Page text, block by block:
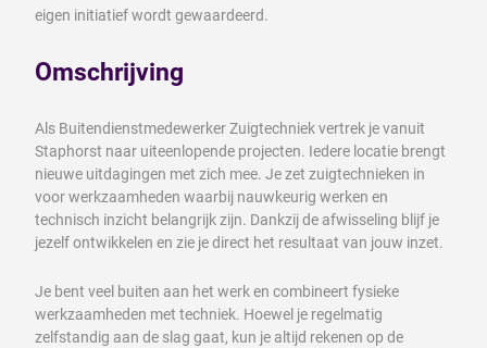
eigen initiatief wordt gewaardeerd.
Omschrijving
Als Buitendienstmedewerker Zuigtechniek vertrek je vanuit
Staphorst naar uiteenlopende projecten. Iedere locatie brengt
nieuwe uitdagingen met zich mee. Je zet zuigtechnieken in
voor werkzaamheden waarbij nauwkeurig werken en
technisch inzicht belangrijk zijn. Dankzij de afwisseling blijf je
jezelf ontwikkelen en zie je direct het resultaat van jouw inzet.
Je bent veel buiten aan het werk en combineert fysieke
werkzaamheden met techniek. Hoewel je regelmatig
zelfstandig aan de slag gaat, kun je altijd rekenen op de